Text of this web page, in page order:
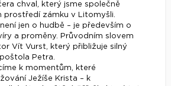
chval, který jsme společně
prostředí zámku v Litomyšli.
jen o hudbě – je především o
a proměny. Průvodním slovem
Vít Vurst, který přibližuje silný
Petra.
k momentům, které
Ježíše Krista – k